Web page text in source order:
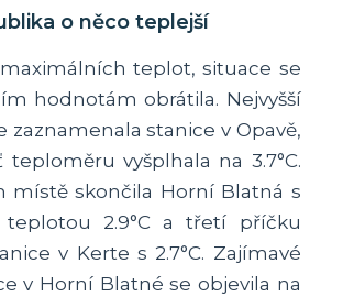
o něco teplejší
teplot, situace se
hodnotám obrátila. Nejvyšší
stanice v Opavě,
vyšplhala na 3.7°C.
místě skončila Horní Blatná s
teplotou 2.9°C a třetí příčku
v Kerte s 2.7°C. Zajímavé
v Horní Blatné se objevila na